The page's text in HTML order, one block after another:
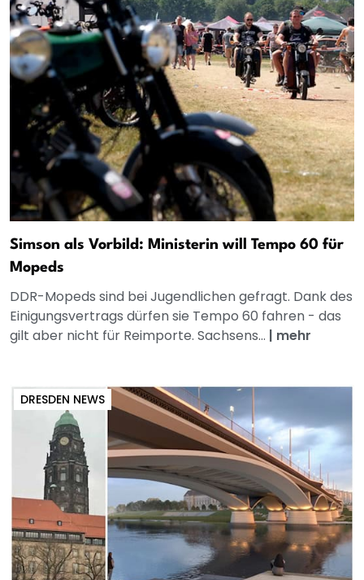
Simson als Vorbild: Ministerin will Tempo 60 für
Mopeds
DDR-Mopeds sind bei Jugendlichen gefragt. Dank des
Einigungsvertrags dürfen sie Tempo 60 fahren - das
gilt aber nicht für Reimporte. Sachsens... | mehr
DRESDEN NEWS